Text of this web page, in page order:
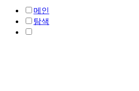
메인
탐색